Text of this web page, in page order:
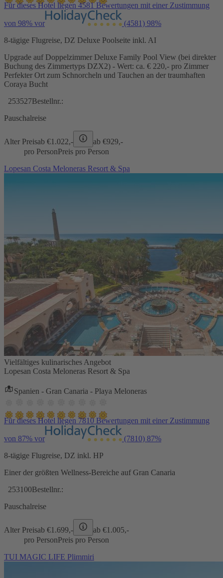
Für dieses Hotel liegen 4581 Bewertungen mit einer Zustimmung
von 98% vor (4581) 98%
8-tägige Flugreise, DZ Deluxe Poolseite inkl. AI
Upgrade auf Doppelzimmer Deluxe Family Pool View (bei direkter
Buchung des Zimmertyps DZX2) - Wert: ca. € 220,- pro Zimmer
Perfekter Ort zum Schnorcheln und Tauchen an der traumhaften
Coraya Bucht
253527Bestellnr.:
Pauschalreise
Alter Preisab €1.022,- ab €929,-
pro PersonPreis pro Person
Lopesan Costa Meloneras Resort & Spa
Vielfältiges kulinarisches Angebot
Lopesan Costa Meloneras Resort & Spa
Spanien - Gran Canaria - Playa Meloneras
Für dieses Hotel liegen 7810 Bewertungen mit einer Zustimmung
von 87% vor (7810) 87%
8-tägige Flugreise, DZ inkl. HP
Einer der größten Wellness-Bereiche auf Gran Canaria
253100Bestellnr.:
Pauschalreise
Alter Preisab €1.699,- ab €1.005,-
pro PersonPreis pro Person
TUI MAGIC LIFE Plimmiri